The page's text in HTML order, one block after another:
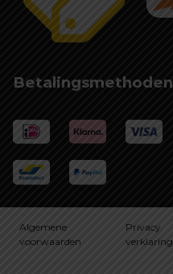
Betalingsmethoden
Algemene
voorwaarden
Privacy
verklaring